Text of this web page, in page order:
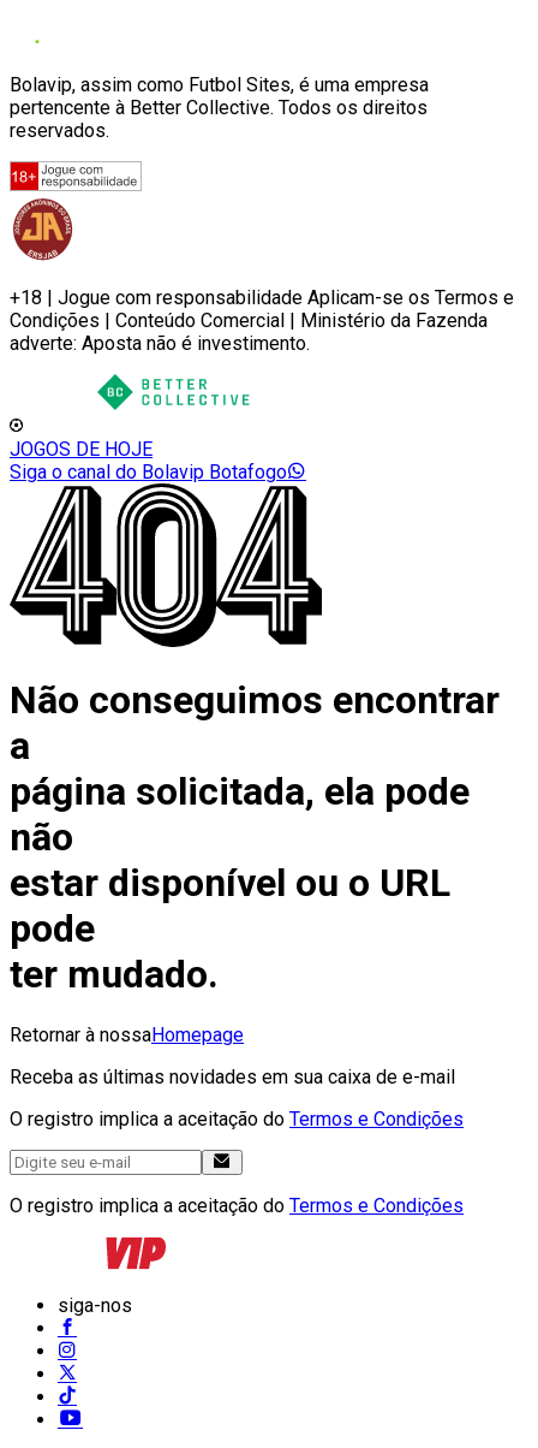
Bolavip, assim como Futbol Sites, é uma empresa
pertencente à Better Collective. Todos os direitos
reservados.
+18 | Jogue com responsabilidade Aplicam-se os Termos e
Condições | Conteúdo Comercial | Ministério da Fazenda
adverte: Aposta não é investimento.
JOGOS DE HOJE
Siga o canal do Bolavip Botafogo
Não conseguimos encontrar
a
página solicitada, ela pode
não
estar disponível ou o URL
pode
ter mudado.
Retornar à nossaHomepage
Receba as últimas novidades em sua caixa de e-mail
O registro implica a aceitação do Termos e Condições
O registro implica a aceitação do Termos e Condições
siga-nos